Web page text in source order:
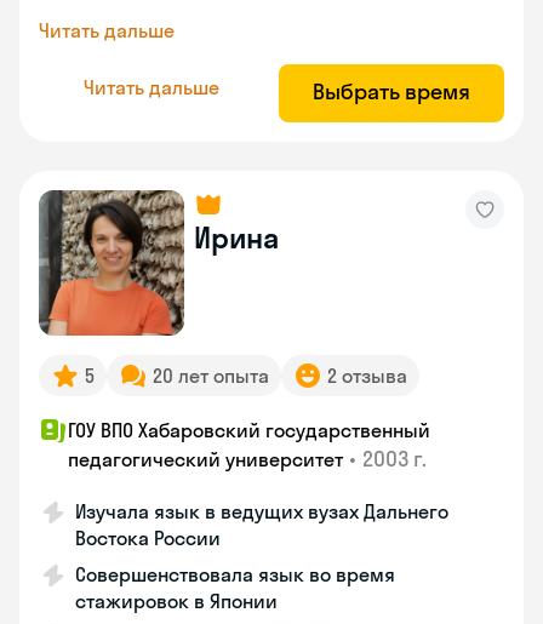
Читать дальше
Читать дальше Выбрать время
Ирина
5 20 лет опыта 2 отзыва
ГОУ ВПО Хабаровский государственный
педагогический университет • 2003 г.
Изучала язык в ведущих вузах Дальнего
Востока России
Совершенствовала язык во время
стажировок в Японии